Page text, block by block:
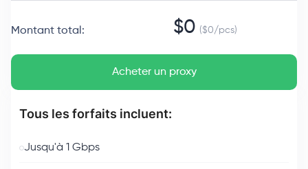
Montant total : $0 ($0/pcs)
Acheter un proxy
Tous les forfaits incluent:
Jusqu'à 1 Gbps